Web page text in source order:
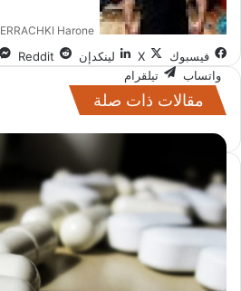
ERRACHKI Harone
فيسبوك ‫X لينكدإن
واتساب
تيلقرام
مقالات ذات صلة